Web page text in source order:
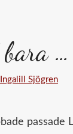
…
Ingalill Sjögren
passade